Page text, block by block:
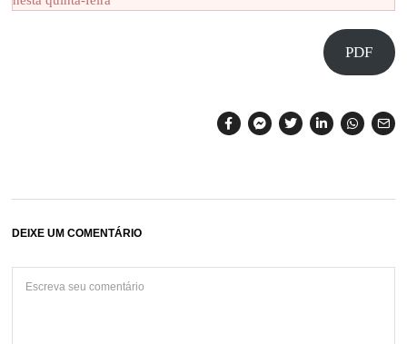
PDF
DEIXE UM COMENTÁRIO